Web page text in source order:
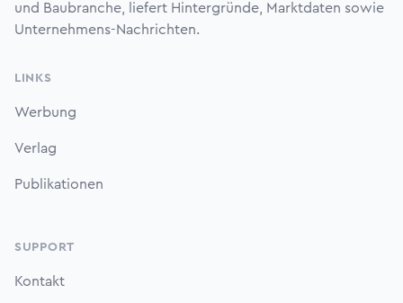
und Baubranche, liefert Hintergründe, Marktdaten sowie
Unternehmens-Nachrichten.
LINKS
Werbung
Verlag
Publikationen
SUPPORT
Kontakt